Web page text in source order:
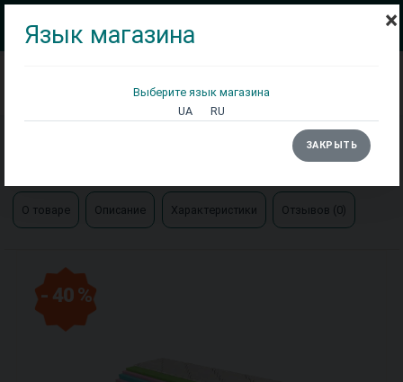
Матрасы
Матрас Ambition Pro / Амбишен Про Evolution КММ
×
Язык магазина
Выберите язык магазина
UA
RU
ЗАКРЫТЬ
О товаре Описание Характеристики Отзывов (0)
- 40 %